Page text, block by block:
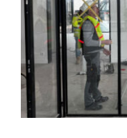
Veiligheid
Ze